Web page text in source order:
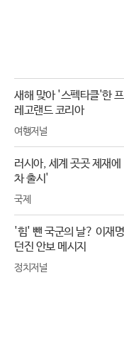
새해 맞아 '스펙타클'한
레고랜드 코리아
여행저널
러시아, 세계 곳곳 제재
차 출시'
국제
'힘' 뺀 국군의 날? 이재
던진 안보 메시지
정치저널